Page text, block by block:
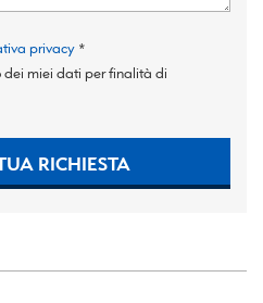
privacy *
miei dati per finalità di
RICHIESTA